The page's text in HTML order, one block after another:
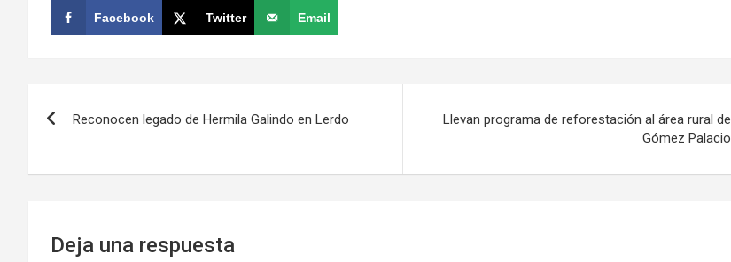
Facebook Twitter Email
entradas
Reconocen legado de Hermila Galindo en Lerdo
Llevan programa de reforestación al área rural de
Gómez Palacio
Deja una respuesta